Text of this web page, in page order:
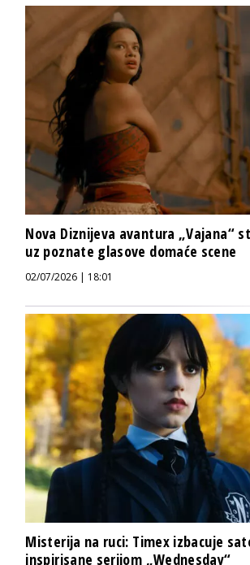
Nova Diznijeva avantura „Vajana“
uz poznate glasove domaće scene
02/07/2026 | 18:01
Misterija na ruci: Timex izbacuje
inspirisane serijom „Wednesday“